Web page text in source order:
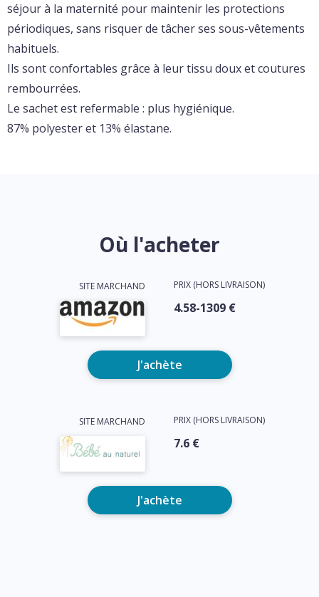
séjour à la maternité pour maintenir les protections
périodiques, sans risquer de tâcher ses sous-vêtements
habituels.
Ils sont confortables grâce à leur tissu doux et coutures
rembourrées.
Le sachet est refermable : plus hygiénique.
87% polyester et 13% élastane.
Où l'acheter
SITE MARCHAND PRIX (HORS LIVRAISON)
4.58-1309 €
J'achète
SITE MARCHAND PRIX (HORS LIVRAISON)
7.6 €
J'achète